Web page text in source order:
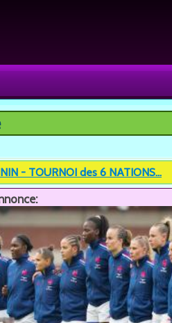
- TOURNOI des 6 NATIONS...